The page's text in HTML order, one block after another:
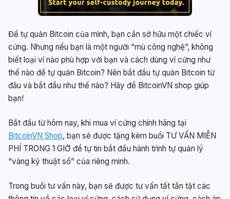
Để tự quản Bitcoin của mình, bạn cần sở hữu một chiếc ví
cứng. Nhưng nếu bạn là một người “mù công nghệ”, không
biết loại ví nào phù hợp với bạn và cách dùng ví cứng như
thế nào để tự quản Bitcoin? Nên bắt đầu tự quản Bitcoin từ
đâu và bắt đầu như thế nào? Hãy để BitcoinVN shop giúp
bạn!
Bắt đầu từ hôm nay, khi mua ví cứng chính hãng tại
BitcoinVN Shop, bạn sẽ được tặng kèm buổi TƯ VẤN MIỄN
PHÍ TRONG 1 GIỜ để tự tin bắt đầu hành trình tự quản lý
“vàng kỹ thuật số” của riêng mình.
Trong buổi tư vấn này, bạn sẽ được tư vấn tất tần tật các